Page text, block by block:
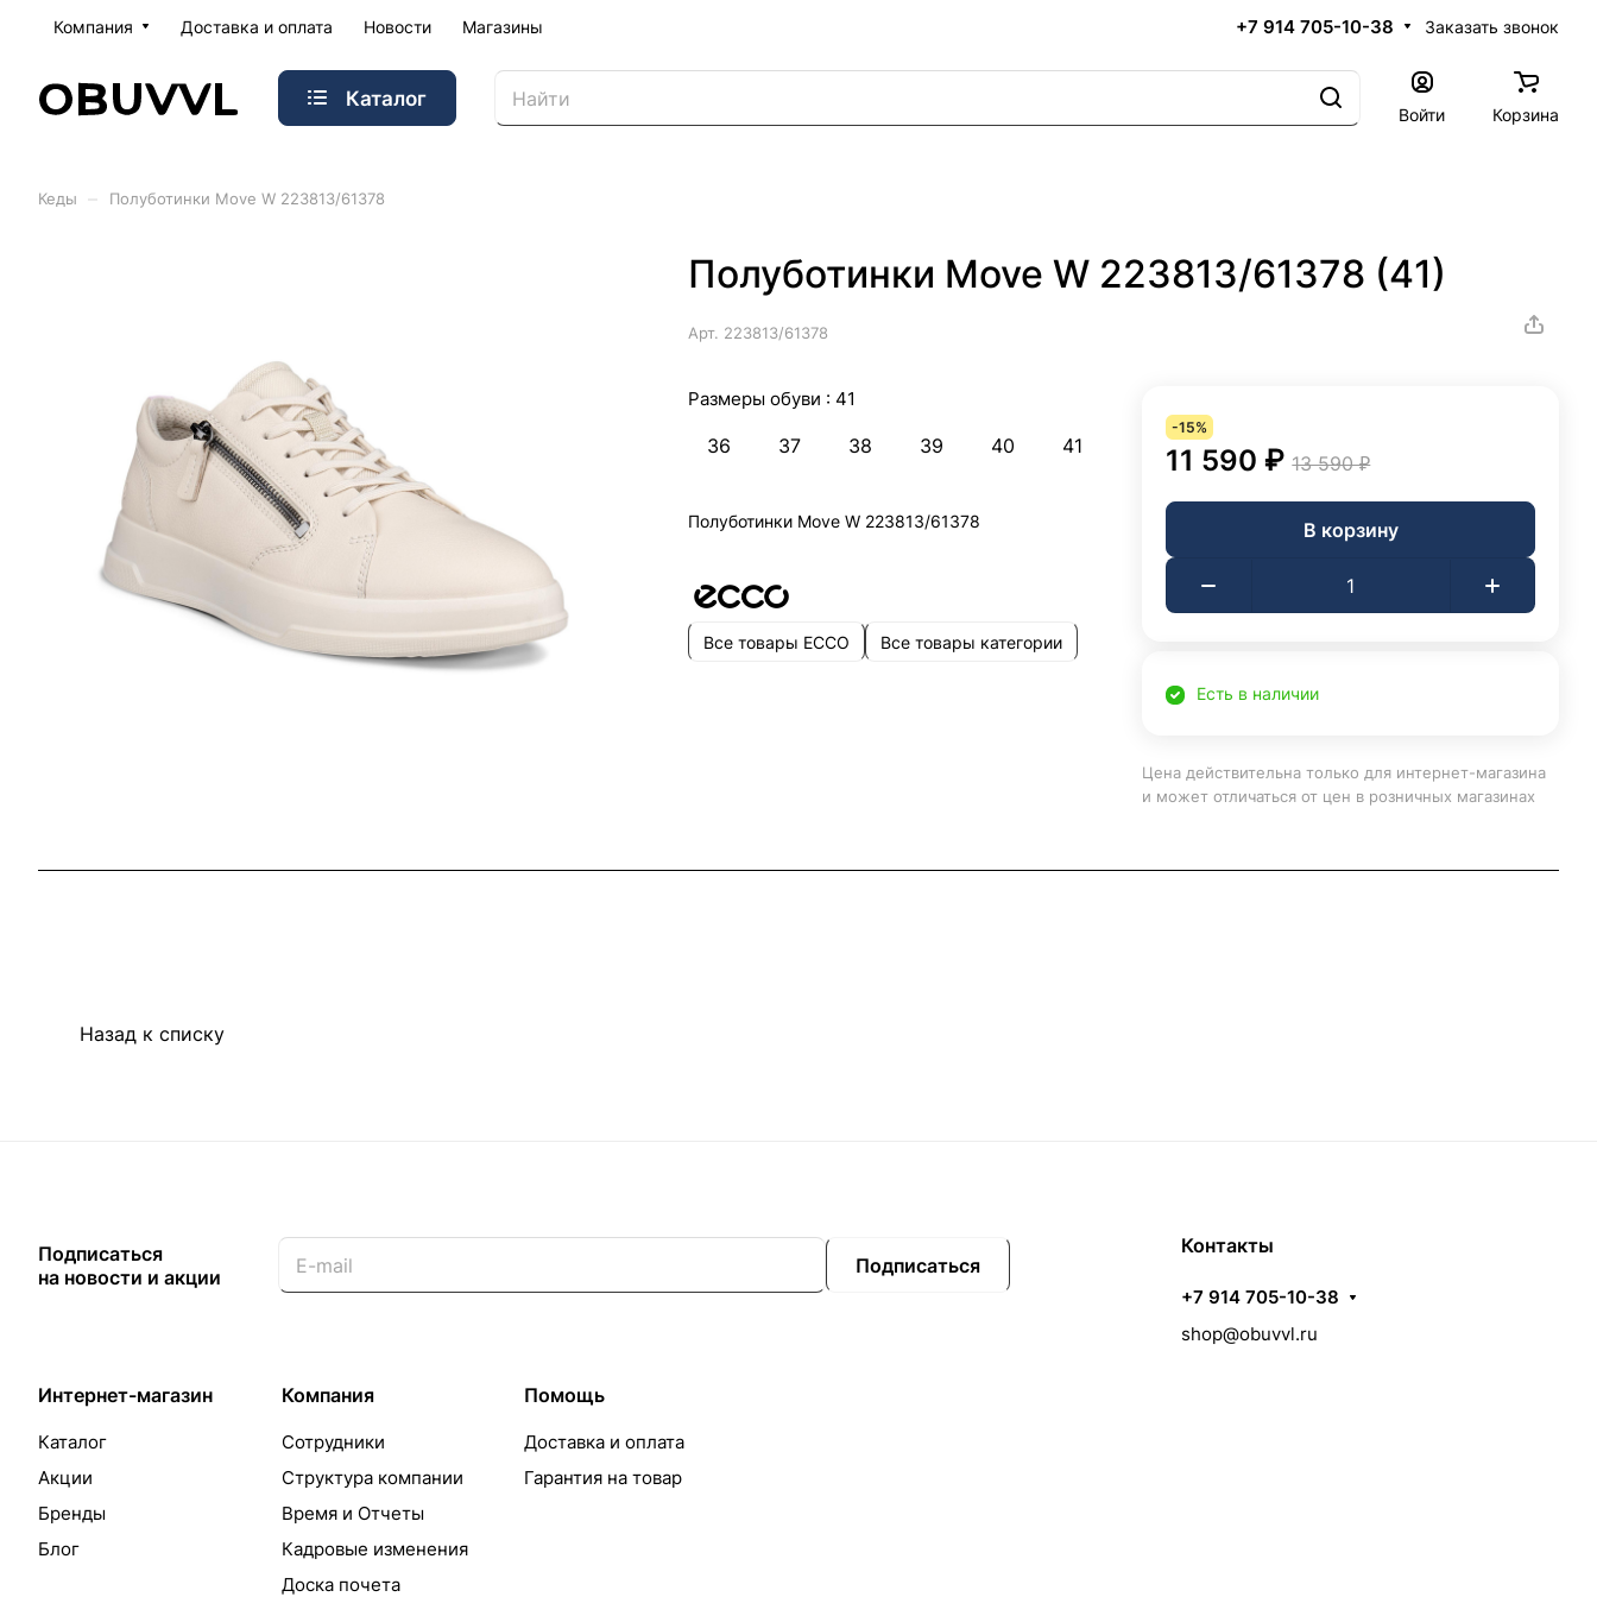
Компания Доставка и оплата Новости Магазины +7 914 705-10-38 Заказать звонок
Каталог
Войти Корзина
Кеды Полуботинки Move W 223813/61378
Полуботинки Move W 223813/61378 (41)
Арт. 223813/61378
Размеры обуви : 41
36 37 38 39 40 41
Полуботинки Move W 223813/61378
Все товары ECCO Все товары категории
-15%
11 590 ₽ 13 590 ₽
В корзину
Есть в наличии
Цена действительна только для интернет-магазина
и может отличаться от цен в розничных магазинах
Назад к списку
Подписаться
на новости и акции
Подписаться
Интернет-магазин
Каталог
Акции
Бренды
Блог
Компания
Сотрудники
Структура компании
Время и Отчеты
Кадровые изменения
Доска почета
Помощь
Доставка и оплата
Гарантия на товар
Контакты
+7 914 705-10-38
shop@obuvvl.ru